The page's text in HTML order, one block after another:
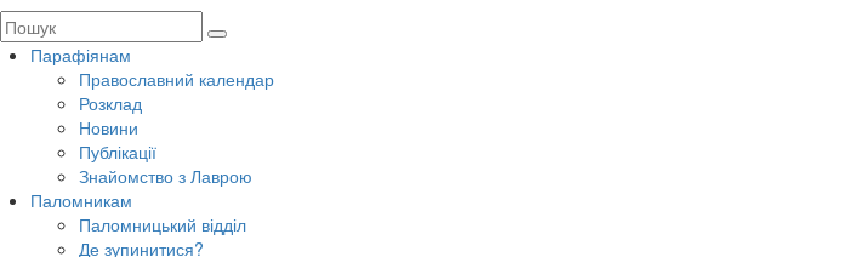
Парафіянам
Православний календар
Розклад
Новини
Публікації
Знайомство з Лаврою
Паломникам
Паломницький відділ
Де зупинитися?